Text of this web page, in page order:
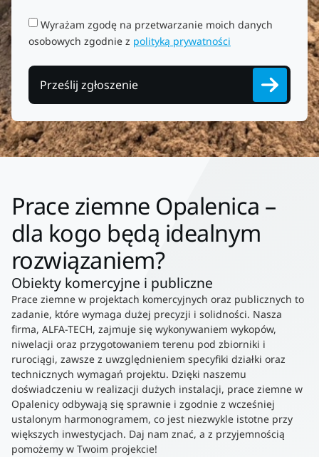
Wyrażam zgodę na przetwarzanie moich danych
osobowych zgodnie z polityką prywatności
Prześlij zgłoszenie
Prace ziemne Opalenica –
dla kogo będą idealnym
rozwiązaniem?
Obiekty komercyjne i publiczne
Prace ziemne w projektach komercyjnych oraz publicznych to
zadanie, które wymaga dużej precyzji i solidności. Nasza
firma, ALFA-TECH, zajmuje się wykonywaniem wykopów,
niwelacji oraz przygotowaniem terenu pod zbiorniki i
rurociągi, zawsze z uwzględnieniem specyfiki działki oraz
technicznych wymagań projektu. Dzięki naszemu
doświadczeniu w realizacji dużych instalacji, prace ziemne w
Opalenicy odbywają się sprawnie i zgodnie z wcześniej
ustalonym harmonogramem, co jest niezwykle istotne przy
większych inwestycjach. Daj nam znać, a z przyjemnością
pomożemy w Twoim projekcie!